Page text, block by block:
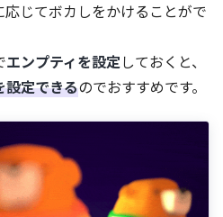
じてボカしをかけることがで
エンプティを設定しておくと、
設定できるのでおすすめです。